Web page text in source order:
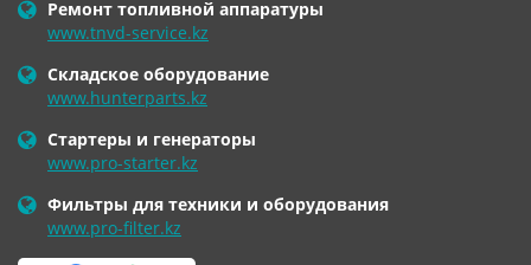
Ремонт топливной аппаратуры
www.tnvd-service.kz
Складское оборудование
www.hunterparts.kz
Стартеры и генераторы
www.pro-starter.kz
Фильтры для техники и оборудования
www.pro-filter.kz